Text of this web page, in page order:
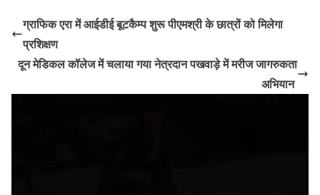
ग्राफिक एरा में आईडीई बूटकैम्प शुरू पीएमश्री के छात्रों को मिलेगा
प्रशिक्षण
दून मेडिकल कॉलेज में चलाया गया नेत्रदान पखवाड़े में मरीज जागरुकता
अभियान